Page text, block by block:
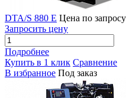
DTA/S 880 E Цена по запросу
Запросить цену
Подробнее
Купить в 1 клик Сравнение
В избранное Под заказ